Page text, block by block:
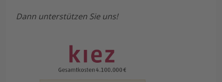
Dann unterstützen Sie uns!